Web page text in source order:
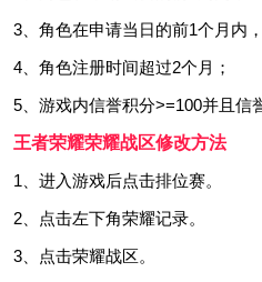
3、角色在申请当日的前1个月内
4、角色注册时间超过2个月；
5、游戏内信誉积分>=100并且信
王者荣耀荣耀战区修改方法
1、进入游戏后点击排位赛。
2、点击左下角荣耀记录。
3、点击荣耀战区。